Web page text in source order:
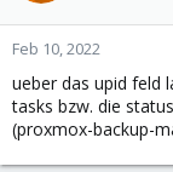
o
n
:
Feb 10, 2022
ueber das upid feld
tasks bzw. die
(proxmox-backup-